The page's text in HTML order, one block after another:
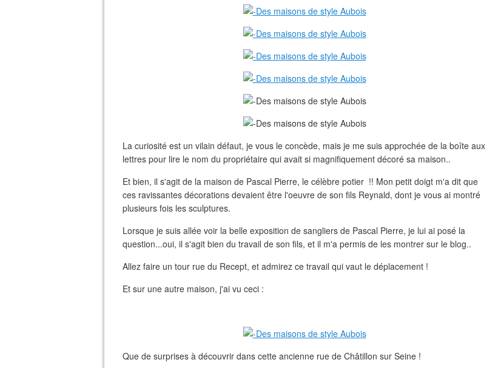
La curiosité est un vilain défaut, je vous le concède, mais je me suis approchée de la boîte aux
lettres pour lire le nom du propriétaire qui avait si magnifiquement décoré sa maison..
Et bien, il s'agit de la maison de Pascal Pierre, le célèbre potier !! Mon petit doigt m'a dit que
ces ravissantes décorations devaient être l'oeuvre de son fils Reynald, dont je vous ai montré
plusieurs fois les sculptures.
Lorsque je suis allée voir la belle exposition de sangliers de Pascal Pierre, je lui ai posé la
question...oui, il s'agit bien du travail de son fils, et il m'a permis de les montrer sur le blog..
Allez faire un tour rue du Recept, et admirez ce travail qui vaut le déplacement !
Et sur une autre maison, j'ai vu ceci :
Que de surprises à découvrir dans cette ancienne rue de Châtillon sur Seine !